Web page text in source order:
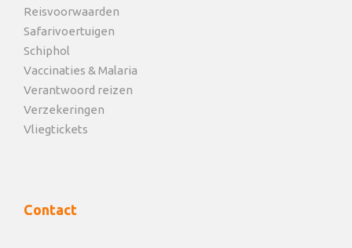
Reisvoorwaarden
Safarivoertuigen
Schiphol
Vaccinaties & Malaria
Verantwoord reizen
Verzekeringen
Vliegtickets
Contact